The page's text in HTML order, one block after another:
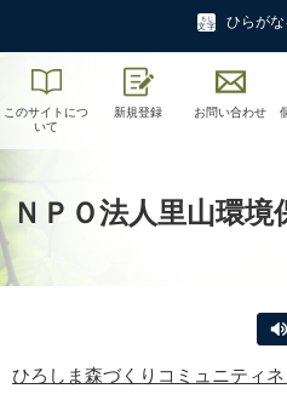
ひらが
このサイトにつ
いて
新規登録 お問い合わせ
ＮＰＯ法人里山環
ひろしま森づくりコミュニティネ